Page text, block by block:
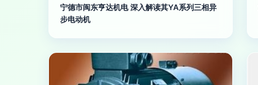
宁德市闽东亨达机电 深入解读其YA系列三相异
步电动机